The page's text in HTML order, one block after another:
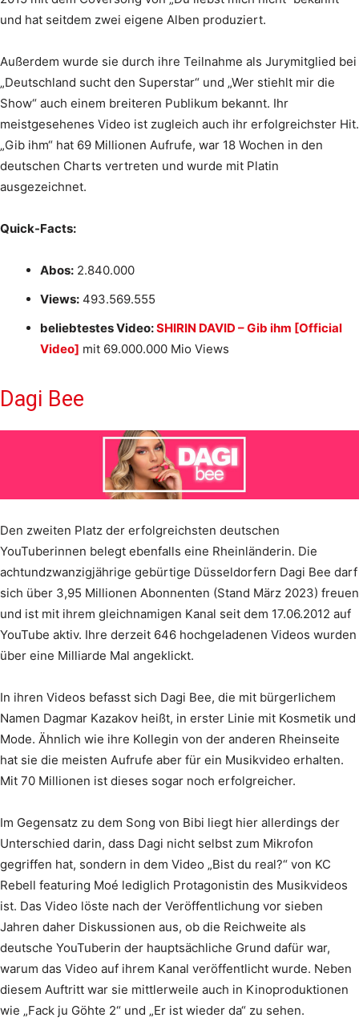
und hat seitdem zwei eigene Alben produziert.
Außerdem wurde sie durch ihre Teilnahme als Jurymitglied bei
„Deutschland sucht den Superstar“ und „Wer stiehlt mir die
Show“ auch einem breiteren Publikum bekannt. Ihr
meistgesehenes Video ist zugleich auch ihr erfolgreichster Hit.
„Gib ihm“ hat 69 Millionen Aufrufe, war 18 Wochen in den
deutschen Charts vertreten und wurde mit Platin
ausgezeichnet.
Quick-Facts:
Abos: 2.840.000
Views: 493.569.555
beliebtestes Video:SHIRIN DAVID – Gib ihm [Official
Video] mit 69.000.000 Mio Views
Dagi Bee
Den zweiten Platz der erfolgreichsten deutschen
YouTuberinnen belegt ebenfalls eine Rheinländerin. Die
achtundzwanzigjährige gebürtige Düsseldorfern Dagi Bee darf
sich über 3,95 Millionen Abonnenten (Stand März 2023) freuen
und ist mit ihrem gleichnamigen Kanal seit dem 17.06.2012 auf
YouTube aktiv. Ihre derzeit 646 hochgeladenen Videos wurden
über eine Milliarde Mal angeklickt.
In ihren Videos befasst sich Dagi Bee, die mit bürgerlichem
Namen Dagmar Kazakov heißt, in erster Linie mit Kosmetik und
Mode. Ähnlich wie ihre Kollegin von der anderen Rheinseite
hat sie die meisten Aufrufe aber für ein Musikvideo erhalten.
Mit 70 Millionen ist dieses sogar noch erfolgreicher.
Im Gegensatz zu dem Song von Bibi liegt hier allerdings der
Unterschied darin, dass Dagi nicht selbst zum Mikrofon
gegriffen hat, sondern in dem Video „Bist du real?“ von KC
Rebell featuring Moé lediglich Protagonistin des Musikvideos
ist. Das Video löste nach der Veröffentlichung vor sieben
Jahren daher Diskussionen aus, ob die Reichweite als
deutsche YouTuberin der hauptsächliche Grund dafür war,
warum das Video auf ihrem Kanal veröffentlicht wurde. Neben
diesem Auftritt war sie mittlerweile auch in Kinoproduktionen
wie „Fack ju Göhte 2“ und „Er ist wieder da“ zu sehen.